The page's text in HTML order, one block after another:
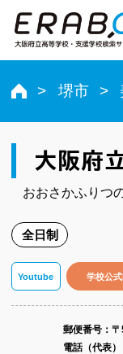
文字サイ
小 中
色合い
T
堺市
大阪府
おおさかふりつ
全日制
Youtube 学校公
郵便番号​：
電話（代表）